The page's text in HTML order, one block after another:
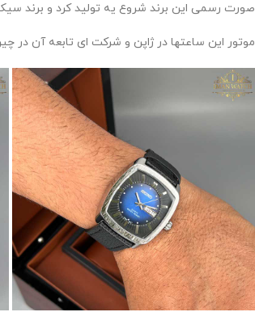
صورت رسمی این برند شروع یه تولید کرد و برند
موتور این ساعتها در ژاپن و شرکت ای تابعه آن در